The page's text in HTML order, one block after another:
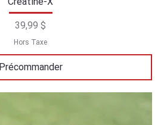
Prix
39,99 $
Hors Taxe
Précommander